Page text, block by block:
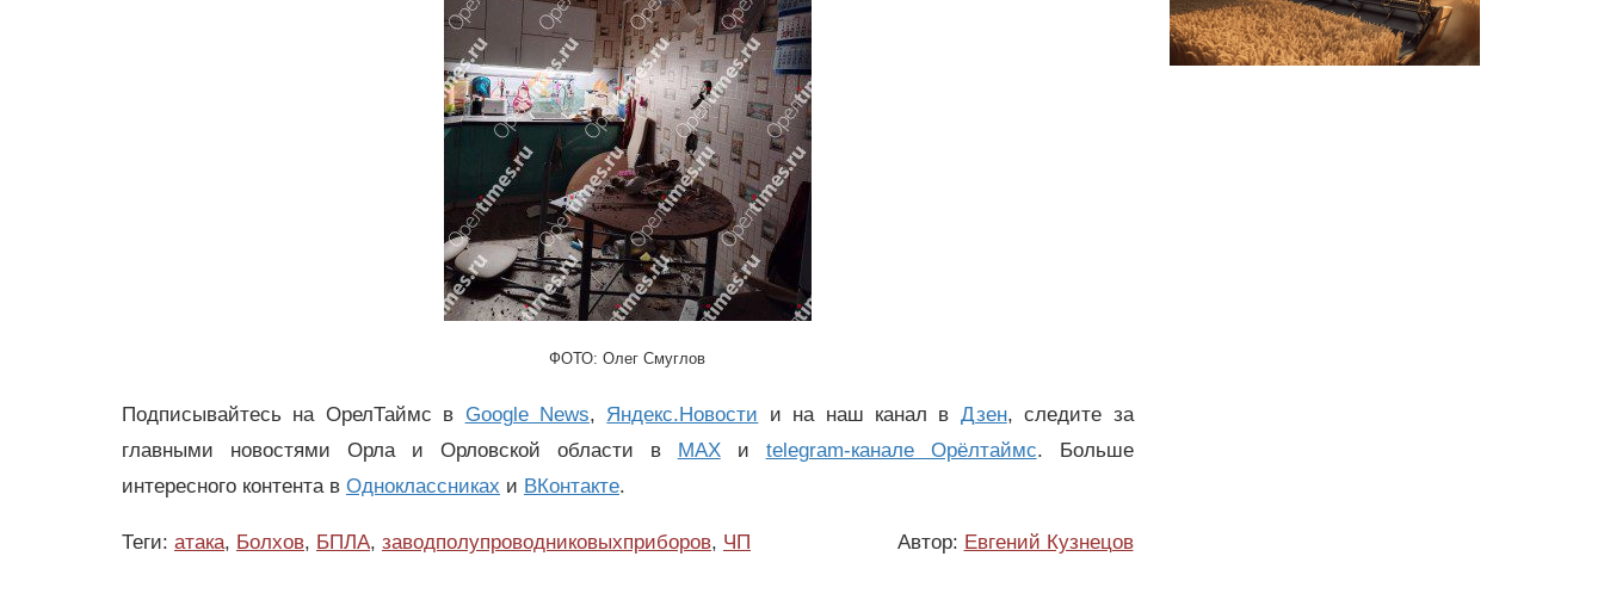
ФОТО: Олег Смуглов
Подписывайтесь на ОрелТаймс в Google News, Яндекс.Новости и на наш канал в Дзен, следите за
главными новостями Орла и Орловской области в
MAXи telegram-канале Орёлтаймс. Больше
интересного контента в Одноклассниках и ВКонтакте.
Теги: атака, Болхов, БПЛА, заводполупроводниковыхприборов, ЧП Автор: Евгений Кузнецов